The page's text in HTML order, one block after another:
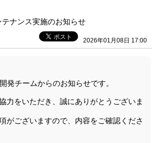
ナンス実施のお知らせ
2026年01月08日 17:00
発チームからのお知らせです。
力をいただき、誠にありがとうございま
がございますので、内容をご確認くださ